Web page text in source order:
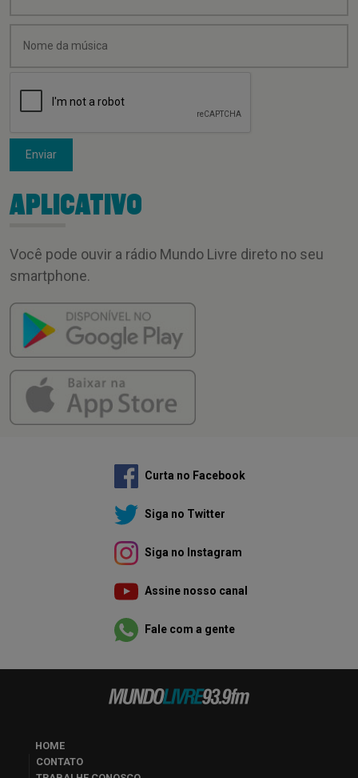
Enviar
APLICATIVO
Você pode ouvir a rádio Mundo Livre direto no seu
smartphone.
Curta no Facebook
Siga no Twitter
Siga no Instagram
Assine nosso canal
Fale com a gente
HOME
CONTATO